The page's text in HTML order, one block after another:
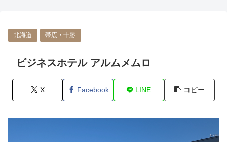
北海道 帯広・十勝
ビジネスホテル アルムメムロ
X Facebook LINE コピー